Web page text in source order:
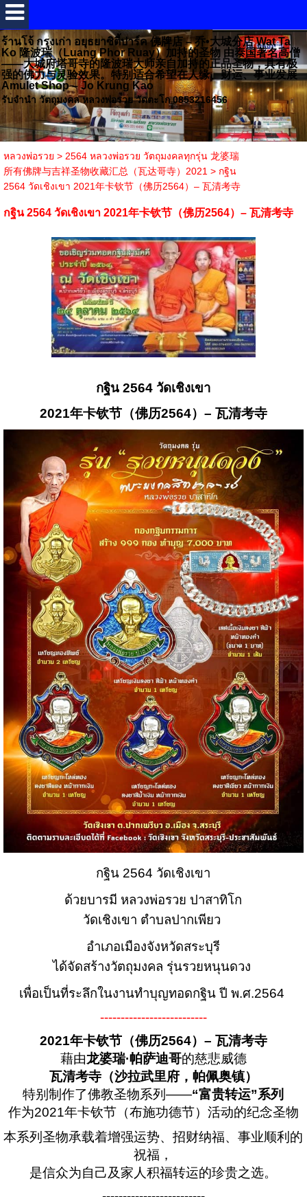
ร้านโจ้ กรุงเก่า อยุธยาซิตี้ปาร์ค 佛牌店 – 乔•大城分店 Wat Ta
Ko 隆波瑞（Luang Phor Ruay）加持的圣物 由泰国著名高僧
——大城府塔哥寺的隆波瑞大师亲自加持的正品圣物，具有极
强的佛力与灵验效果。特别适合希望在人缘、财运、事业发展
Amulet Shop – Jo Krung Kao
รับจำนำ วัตถุมงคล หลวงพ่อรวย วัดตะโก 0853216456
หลวงพ่อรวย > 2564 หลวงพ่อรวย วัตถุมงคลทุกรุ่น 龙婆瑞
所有佛牌与吉祥圣物收藏汇总（瓦达哥寺）2021> กฐิน
2564 วัดเชิงเขา 2021年卡钦节（佛历2564）– 瓦清考寺
กฐิน 2564 วัดเชิงเขา 2021年卡钦节（佛历2564）– 瓦清考寺
กฐิน 2564 วัดเชิงเขา
2021年卡钦节（佛历2564） – 瓦清考寺
กฐิน 2564 วัดเชิงเขา
ด้วยบารมี หลวงพ่อรวย ปาสาทิโก
วัดเชิงเขา ตำบลปากเพียว
อำเภอเมืองจังหวัดสระบุรี
ได้จัดสร้างวัตถุมงคล รุ่นรวยหนุนดวง
เพื่อเป็นที่ระลึกในงานทำบุญทอดกฐิน ปี พ.ศ.2564
--------------------------
2021年卡钦节（佛历2564）– 瓦清考寺
藉由龙婆瑞·帕萨迪哥的慈悲威德
瓦清考寺（沙拉武里府，帕佩奥镇）
特别制作了佛教圣物系列——“富贵转运”系列
作为2021年卡钦节（布施功德节）活动的纪念圣物
本系列圣物承载着增强运势、招财纳福、事业顺利的
祝福，
是信众为自己及家人积福转运的珍贵之选。